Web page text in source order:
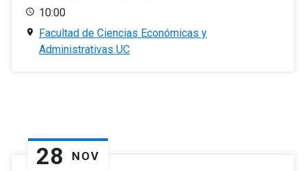
10:00
Facultad de Ciencias Económicas y
Administrativas UC
28 NOV